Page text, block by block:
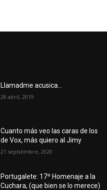
Llamadme acusica…
28 abril, 2019
Cuanto más veo las caras de los
de Vox, más quiero al Jimy
21 septiembre, 2020
Portugalete: 17º Homenaje a la
Cuchara, (que bien se lo merece)